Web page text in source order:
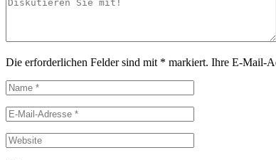
Die erforderlichen Felder sind mit * markiert. Ihre E-Mail-